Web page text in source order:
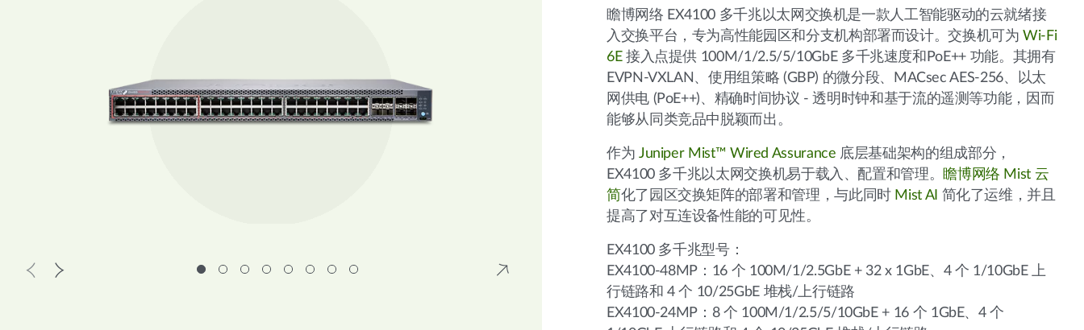
瞻博网络 EX4100 多千兆以太网交换机是一款人工智能驱动的云就绪接
入交换平台，专为高性能园区和分支机构部署而设计。交换机可为Wi-Fi
6E接入点提供 100M/1/2.5/5/10GbE 多千兆速度和PoE++ 功能。其拥有
EVPN-VXLAN、使用组策略 (GBP) 的微分段、MACsec AES-256、以太
网供电 (PoE++)、精确时间协议 - 透明时钟和基于流的遥测等功能，因而
能够从同类竞品中脱颖而出。
作为 Juniper Mist™ Wired Assurance 底层基础架构的组成部分，
EX4100 多千兆以太网交换机易于载入、配置和管理。 瞻博网络 Mist 云
简化了园区交换矩阵的部署和管理，与此同时 Mist AI 简化了运维，并且
提高了对互连设备性能的可见性。
EX4100 多千兆型号：
EX4100-48MP：16 个 100M/1/2.5GbE + 32 x 1GbE、4 个 1/10GbE 上
行链路和 4 个 10/25GbE 堆栈/上行链路
EX4100-24MP：8 个 100M/1/2.5/5/10GbE + 16 个 1GbE、4 个